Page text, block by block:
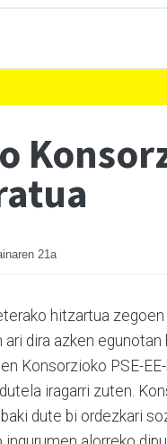
21a
hitzartua
ari dira azken
Konsorzioko PSE-
iragarri zuten.
dute bi ordezkari